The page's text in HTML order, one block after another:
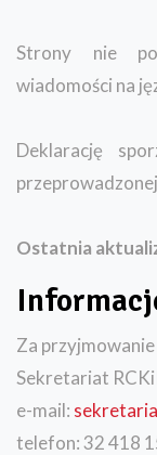
Strony nie
wiadomości na
Deklarację
Ostatnia
Za
Sekretariat
e-mail:
telefon: 32 418